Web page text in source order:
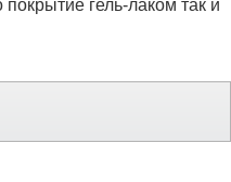
гель-лаком так и